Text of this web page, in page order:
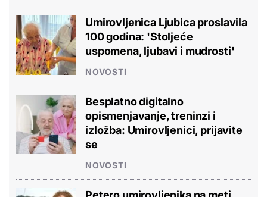
Umirovljenica Ljubica proslavila
100 godina: 'Stoljeće
uspomena, ljubavi i mudrosti'
NOVOSTI
Besplatno digitalno
opismenjavanje, treninzi i
izložba: Umirovljenici, prijavite
se
NOVOSTI